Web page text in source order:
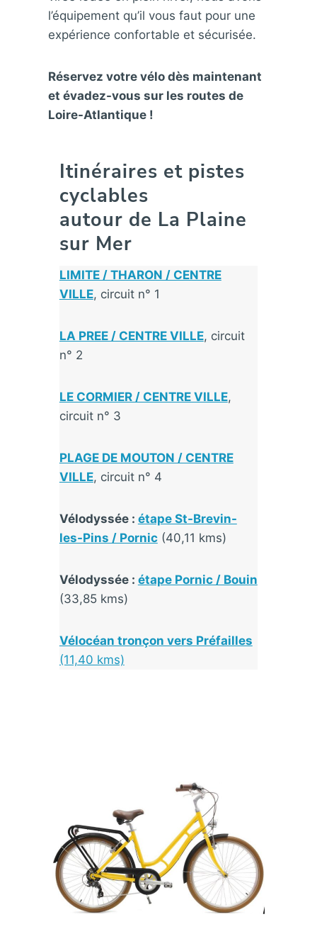
l’équipement qu’il vous faut pour une
expérience confortable et sécurisée.
Réservez votre vélo dès maintenant
et évadez-vous sur les routes de
Loire-Atlantique !
Itinéraires et pistes
cyclables
autour de La Plaine
sur Mer
LIMITE / THARON / CENTRE
VILLE, circuit n° 1
LA PREE / CENTRE VILLE, circuit
n° 2
LE CORMIER / CENTRE VILLE,
circuit n° 3
PLAGE DE MOUTON / CENTRE
VILLE, circuit n° 4
Vélodyssée : étape St-Brevin-
les-Pins / Pornic(40,11 kms)
Vélodyssée : étape Pornic / Bouin
(33,85 kms)
Vélocéan tronçon vers Préfailles
(11,40 kms)